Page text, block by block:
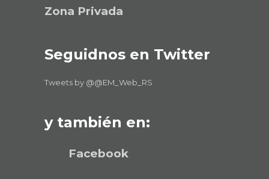
Zona Privada
Seguidnos en Twitter
Tweets by @@EM_Web_RS
y también en:
Facebook